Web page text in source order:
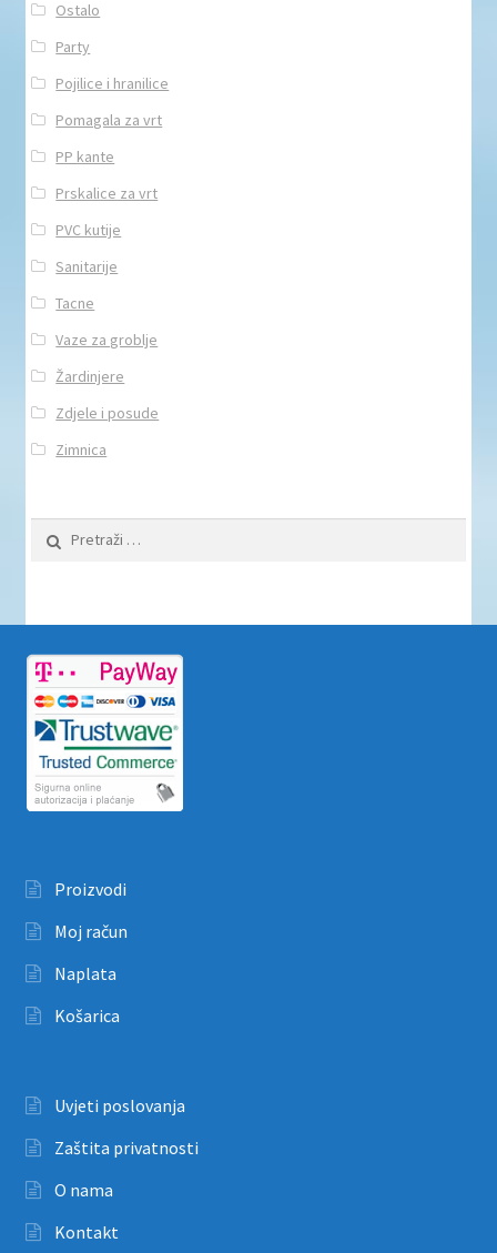
Ostalo
Party
Pojilice i hranilice
Pomagala za vrt
PP kante
Prskalice za vrt
PVC kutije
Sanitarije
Tacne
Vaze za groblje
Žardinjere
Zdjele i posude
Zimnica
Pretraži:
Proizvodi
Moj račun
Naplata
Košarica
Uvjeti poslovanja
Zaštita privatnosti
O nama
Kontakt